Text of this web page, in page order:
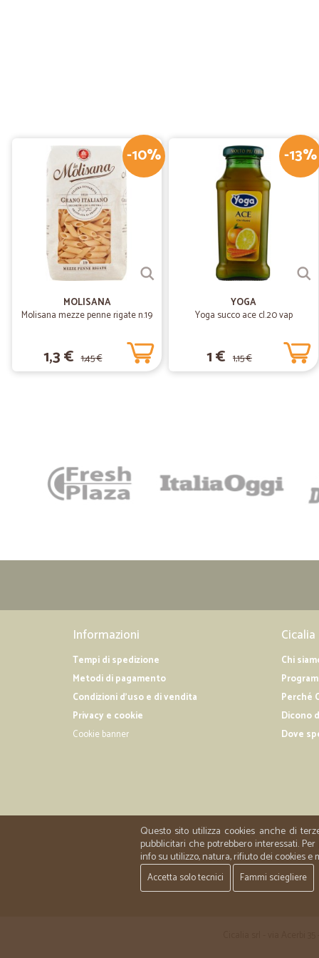
-10%
MOLISANA
Molisana mezze penne rigate n.19
1,3 € 1,45 €
-13%
YOGA
Yoga succo ace cl.20 vap
1 € 1,15 €
Informazioni
Tempi di spedizione
Metodi di pagamento
Condizioni d'uso e di vendita
Privacy e cookie
Cookie banner
Cicalia
Chi
Perché
Dicono
Dove
Questo sito utilizza cookies anche di
pubblicitari che potrebbero interessati.
info su utilizzo, natura, rifiuto dei cookies
Accetta solo tecnici Fammi sciegliere